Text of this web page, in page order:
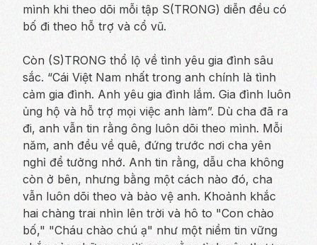
mình khi theo dõi mỗi tập S(TRONG) diễn đều có
bố đi theo hỗ trợ và cổ vũ.
Còn (S)TRONG thổ lộ về tình yêu gia đình sâu
sắc. “Cái Việt Nam nhất trong anh chính là tình
cảm gia đình. Anh yêu gia đình lắm. Gia đình luôn
ủng hộ và hỗ trợ mọi việc anh làm”. Dù cha đã ra
đi, anh vẫn tin rằng ông luôn dõi theo mình. Mỗi
năm, anh đều về quê, đứng trước nơi cha yên
nghỉ để tưởng nhớ. Anh tin rằng, dẫu cha không
còn ở bên, nhưng bằng một cách nào đó, cha
vẫn luôn dõi theo và bảo vệ anh. Khoảnh khắc
hai chàng trai nhìn lên trời và hô to "Con chào
bố," "Cháu chào chú ạ" như một niềm tin vững